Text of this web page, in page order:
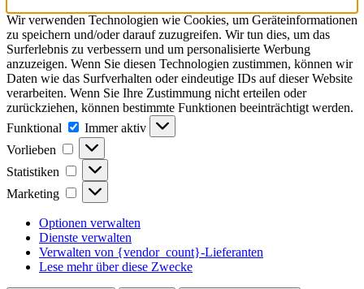
Wir verwenden Technologien wie Cookies, um Geräteinformationen
zu speichern und/oder darauf zuzugreifen. Wir tun dies, um das
Surferlebnis zu verbessern und um personalisierte Werbung
anzuzeigen. Wenn Sie diesen Technologien zustimmen, können wir
Daten wie das Surfverhalten oder eindeutige IDs auf dieser Website
verarbeiten. Wenn Sie Ihre Zustimmung nicht erteilen oder
zurückziehen, können bestimmte Funktionen beeinträchtigt werden.
Funktional
Funktional
Immer aktiv
Vorlieben
Vorlieben
Statistiken Statistiken
Marketing Marketing
Optionen verwalten
Dienste verwalten
Verwalten von {vendor_count}-Lieferanten
Lese mehr über diese Zwecke